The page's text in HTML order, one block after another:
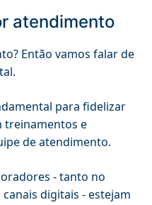
atendimento
Então vamos falar de
para fidelizar
treinamentos e
de atendimento.
- tanto no
digitais - estejam